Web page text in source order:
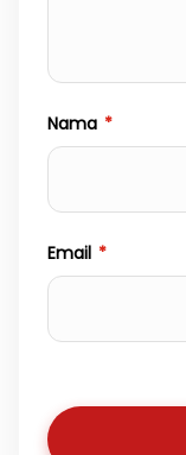
Nama *
Email *